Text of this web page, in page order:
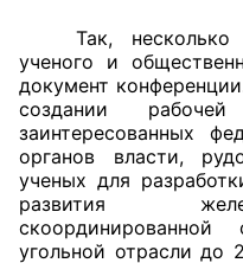
независимой
оказания услуг
О Палате
Структура Палаты
Комиссии
Так, несколько
ученого и
документ
создании
заинтересованных
органов власти,
ученых для
развития
угольной отрасли до